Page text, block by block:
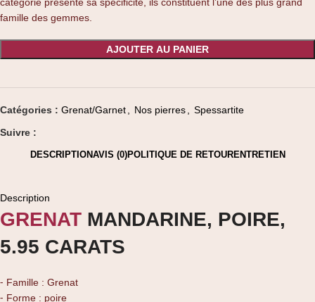
famille des gemmes.
AJOUTER AU PANIER
Catégories : Grenat/Garnet Nos pierres
Spessartite
Suivre :
DESCRIPTIONAVIS (0)POLITIQUE DE RETOURENTRETIEN
Description
GRENAT MANDARINE, POIRE,
5.95 CARATS
⁃ Famille : Grenat
⁃ Forme : poire